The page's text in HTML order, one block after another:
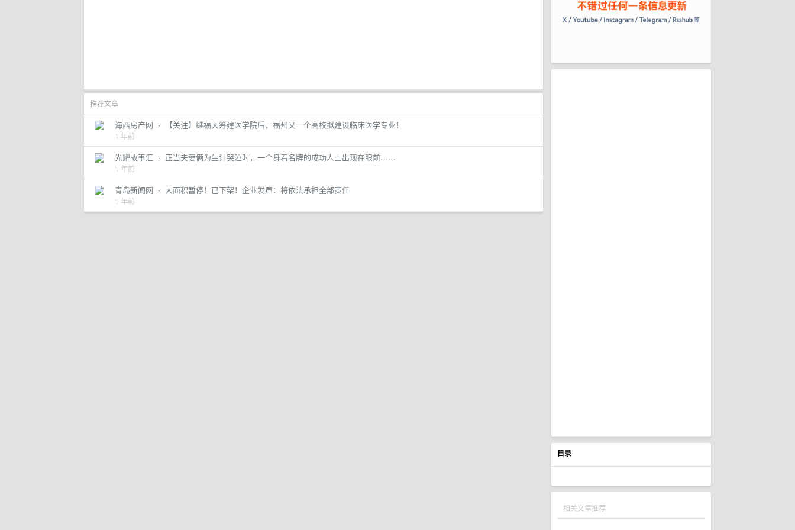
目录
相关文章推荐
推荐文章
海西房产网 · 【关注】继福大筹建医学院后，福州又一个高校拟建设临床医学专业！
1 年前
光耀故事汇 · 正当夫妻俩为生计哭泣时，一个身着名牌的成功人士出现在眼前……
1 年前
青岛新闻网 · 大面积暂停！已下架！企业发声：将依法承担全部责任
1 年前